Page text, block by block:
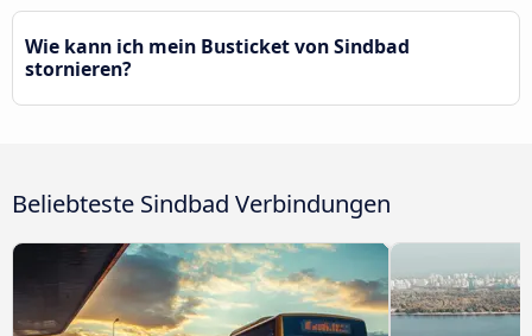
Wie kann ich mein Busticket von Sindbad
stornieren?
Beliebteste Sindbad Verbindungen